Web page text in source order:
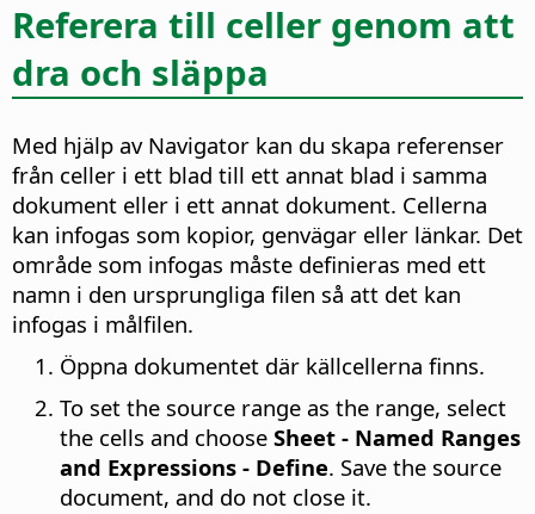
Referera till celler genom att
dra och släppa
Med hjälp av Navigator kan du skapa referenser
från celler i ett blad till ett annat blad i samma
dokument eller i ett annat dokument. Cellerna
kan infogas som kopior, genvägar eller länkar. Det
område som infogas måste definieras med ett
namn i den ursprungliga filen så att det kan
infogas i målfilen.
Öppna dokumentet där källcellerna finns.
To set the source range as the range, select
the cells and choose Sheet - Named Ranges
and Expressions - Define. Save the source
document, and do not close it.